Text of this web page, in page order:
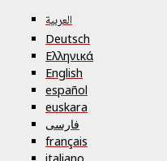
العربية
Deutsch
Ελληνικά
English
español
euskara
فارسی
français
italiano